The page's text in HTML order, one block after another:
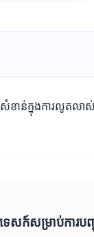
សំខាន់ក្នុងការលូតលា
ទេសក៍សម្រាប់ការប